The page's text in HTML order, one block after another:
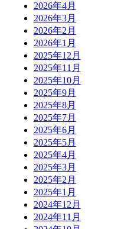
2026年4月
2026年3月
2026年2月
2026年1月
2025年12月
2025年11月
2025年10月
2025年9月
2025年8月
2025年7月
2025年6月
2025年5月
2025年4月
2025年3月
2025年2月
2025年1月
2024年12月
2024年11月